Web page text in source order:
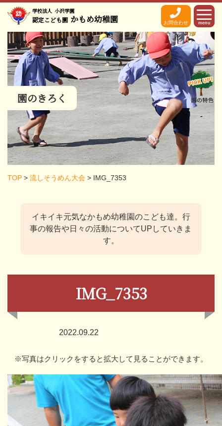
学校法人 小沢学園
認定こども園 かもめ幼稚園 お問合わせ menu
園のきろく
TOP > 流しそうめん大会 > IMG_7353
イキイキ元気なかもめ幼稚園のこども達。 行
事の報告や日々の活動についてUPしていきま
す。
IMG_7353
2022.09.22
※写真はクリックをすると拡大して見ることができます。